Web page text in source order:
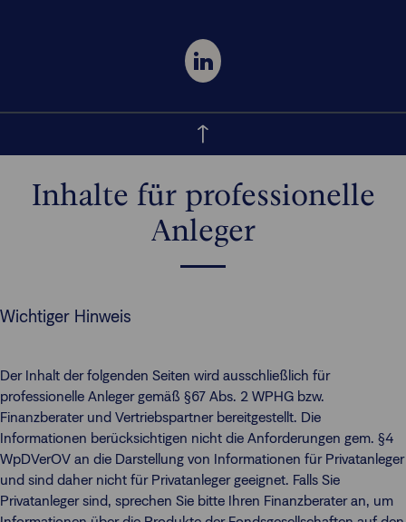
Inhalte für professionelle
Anleger
Wichtiger Hinweis
Der Inhalt der folgenden Seiten wird ausschließlich für
professionelle Anleger gemäß §67 Abs. 2 WPHG bzw.
Finanzberater und Vertriebspartner bereitgestellt. Die
Informationen berücksichtigen nicht die Anforderungen gem. §4
WpDVerOV an die Darstellung von Informationen für Privatanleger
und sind daher nicht für Privatanleger geeignet. Falls Sie
Privatanleger sind, sprechen Sie bitte Ihren Finanzberater an, um